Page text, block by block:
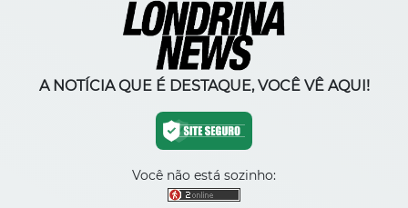
A NOTÍCIA QUE É DESTAQUE, VOCÊ VÊ AQUI!
Você não está sozinho: